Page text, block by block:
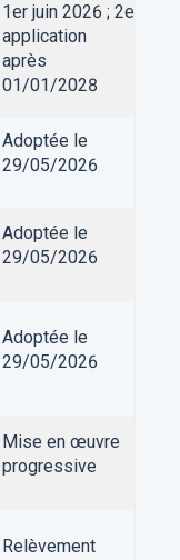
1er juin 2026 ; 2e
application
après
01/01/2028
Adoptée le
29/05/2026
Adoptée le
29/05/2026
Adoptée le
29/05/2026
Mise en œuvre
progressive
Relèvement